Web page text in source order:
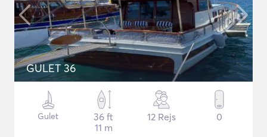
GULET 36
Gulet
36 ft
11 m
12 Rejs 0